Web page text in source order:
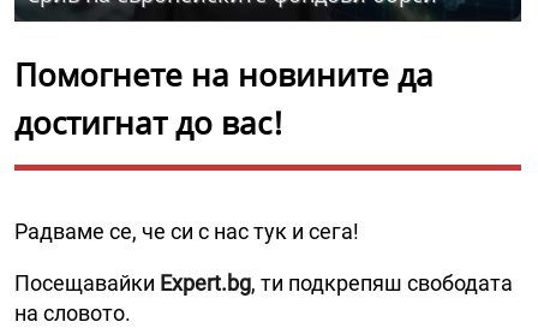
Помогнете на новините да
достигнат до вас!
Радваме се, че си с нас тук и сега!
Посещавайки Expert.bg, ти подкрепяш свободата
на словото.